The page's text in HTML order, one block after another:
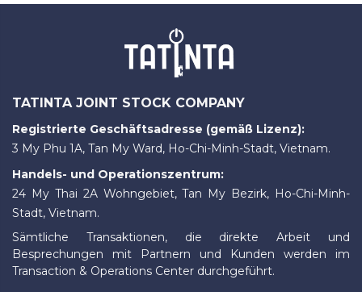
TATINTA JOINT STOCK COMPANY
Registrierte Geschäftsadresse (gemäß Lizenz):
3 My Phu 1A, Tan My Ward, Ho-Chi-Minh-Stadt, Vietnam.
Handels- und Operationszentrum:
24 My Thai 2A Wohngebiet, Tan My Bezirk, Ho-Chi-Minh-
Stadt, Vietnam.
Sämtliche Transaktionen, die direkte Arbeit und
Besprechungen mit Partnern und Kunden werden im
Transaction & Operations Center durchgeführt.